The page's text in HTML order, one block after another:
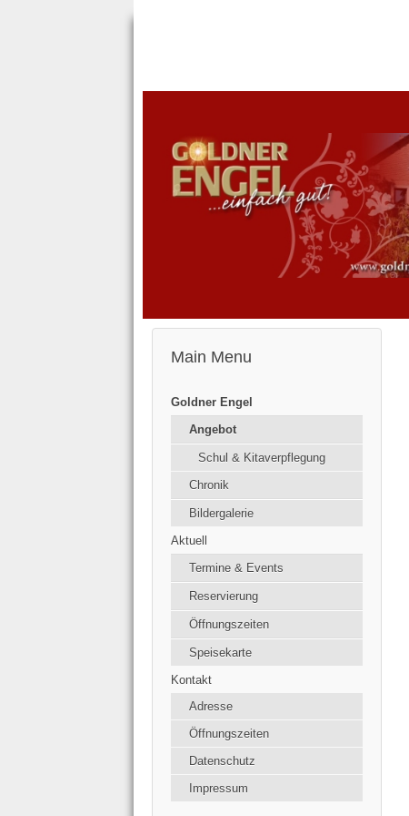
Main Menu
Goldner Engel
Angebot
Schul & Kitaverpflegung
Chronik
Bildergalerie
Aktuell
Termine & Events
Reservierung
Öffnungszeiten
Speisekarte
Kontakt
Adresse
Öffnungszeiten
Datenschutz
Impressum